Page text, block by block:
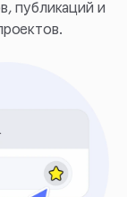
публикаций и